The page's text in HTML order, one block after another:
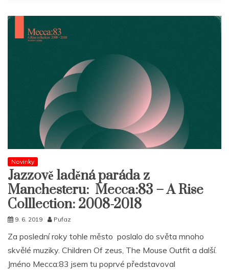
Novinky
Jazzově laděná paráda z
Manchesteru: Mecca:83 – A Rise
Colllection: 2008-2018
9. 6. 2019 Pufaz
Za poslední roky tohle město poslalo do světa mnoho
skvělé muziky. Children Of zeus, The Mouse Outfit a další.
Jméno Mecca:83 jsem tu poprvé představoval